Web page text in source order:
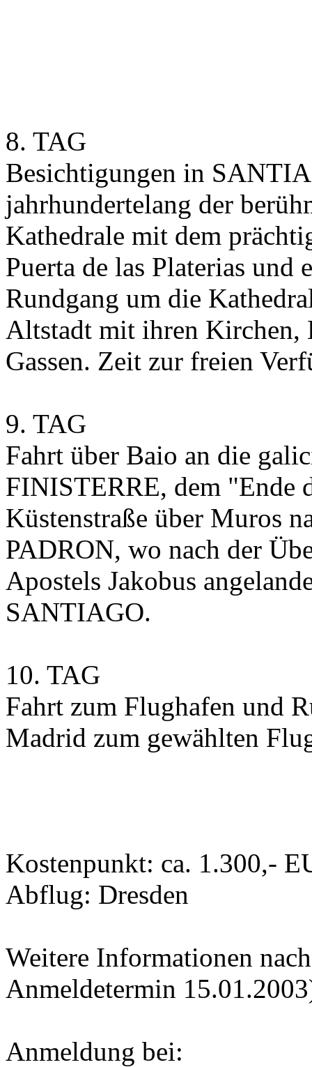
8. TAG
Besichtigungen in
jahrhundertelang der
Kathedrale mit dem
Puerta de las Platerias und
Rundgang um die
Altstadt mit ihren Kirchen,
Gassen. Zeit zur freien
9. TAG
Fahrt über Baio an die
FINISTERRE, dem "Ende
Küstenstraße über Muros
PADRON, wo nach der
Apostels Jakobus
SANTIAGO.
10. TAG
Fahrt zum Flughafen und
Madrid zum gewählten
Kostenpunkt: ca. 1.300,-
Abflug: Dresden
Weitere Informationen
Anmeldetermin
Anmeldung bei: